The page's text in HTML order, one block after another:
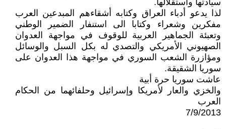
سيادتها واستقلالها.
لذا يدعو أدباء العراق وكتابه أشقاءهم المبدعين العرب
مفكرين وشعراء وكتابا الى استنفار الضمير الوطني
وتعبئة الجماهير العربية للوقوف في مواجهة العدوان
الصهيوني الأمريكي والتصدي له بكل السبل والوسائل
ومؤازرة الشعب السوري في مواجهة هذا العدوان على
سوريا الشقيقة.
عاشت سوريا حرة أبية
والخزي والعار لأمريكا وإسرائيل وحلفائهما من الحكام
العرب
7/9/2013